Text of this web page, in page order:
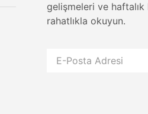
gelişmeleri ve
rahatlıkla okuyun.